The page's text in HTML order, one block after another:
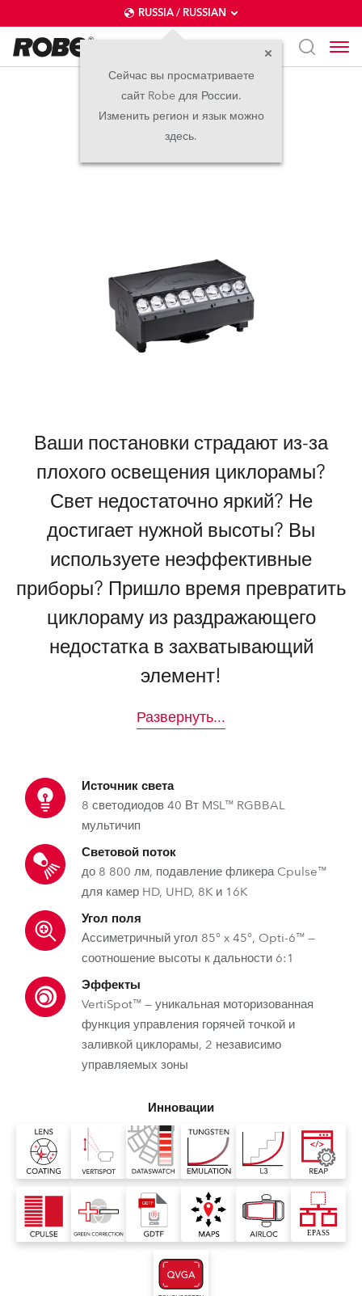
RUSSIA / RUSSIAN
Сейчас вы просматриваете
сайт Robe для России.
Изменить регион и язык можно
здесь.
T31 Cyc™
Ваши постановки страдают из-за
плохого освещения циклорамы?
Свет недостаточно яркий? Не
достигает нужной высоты? Вы
используете неэффективные
приборы? Пришло время превратить
циклораму из раздражающего
недостатка в захватывающий
элемент!
Развернуть...
Источник света
8 светодиодов 40 Вт MSL™ RGBBAL
мультичип
Световой поток
до 8 800 лм, подавление фликера Cpulse™
для камер HD, UHD, 8K и 16K
Угол поля
Ассиметричный угол 85° x 45°, Opti-6™ —
соотношение высоты к дальности 6:1
Эффекты
VertiSpot™ — уникальная моторизованная
функция управления горячей точкой и
заливкой циклорамы, 2 независимо
управляемых зоны
Инновации